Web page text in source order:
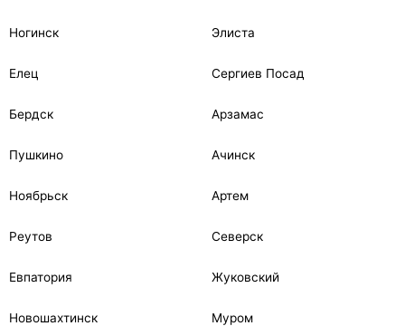
Ногинск Элиста
Елец Сергиев Посад
Бердск Арзамас
Пушкино Ачинск
Ноябрьск Артем
Реутов Северск
Евпатория Жуковский
Новошахтинск Муром